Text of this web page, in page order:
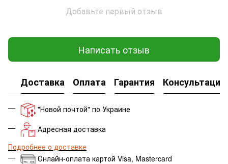
Добавьте первый отзыв
Написать отзыв
Доставка Оплата Гарантия Консультация
"Новой почтой" по Украине
Адресная доставка
Подробнее о доставке
Онлайн-оплата картой Visa, Mastercard